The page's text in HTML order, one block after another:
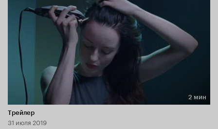
Длительность 2 мин
2 мин
Трейлер
31 июля 2019